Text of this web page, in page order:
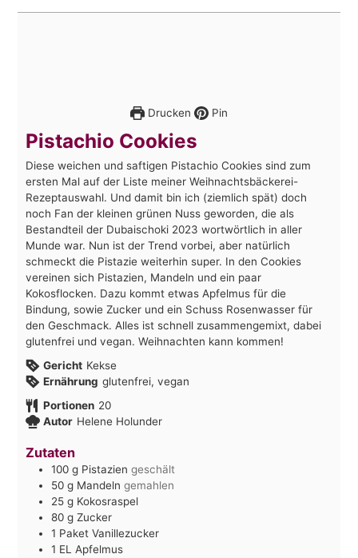
Drucken Pin
Pistachio Cookies
Diese weichen und saftigen Pistachio Cookies sind zum
ersten Mal auf der Liste meiner Weihnachtsbäckerei-
Rezeptauswahl. Und damit bin ich (ziemlich spät) doch
noch Fan der kleinen grünen Nuss geworden, die als
Bestandteil der Dubaischoki 2023 wortwörtlich in aller
Munde war. Nun ist der Trend vorbei, aber natürlich
schmeckt die Pistazie weiterhin super. In den Cookies
vereinen sich Pistazien, Mandeln und ein paar
Kokosflocken. Dazu kommt etwas Apfelmus für die
Bindung, sowie Zucker und ein Schuss Rosenwasser für
den Geschmack. Alles ist schnell zusammengemixt, dabei
glutenfrei und vegan. Weihnachten kann kommen!
Gericht Kekse
Ernährung glutenfrei, vegan
Portionen 20
Autor Helene Holunder
Zutaten
100 g Pistazien geschält
50 g Mandeln gemahlen
25 g Kokosraspel
80 g Zucker
1 Paket Vanillezucker
1 EL Apfelmus